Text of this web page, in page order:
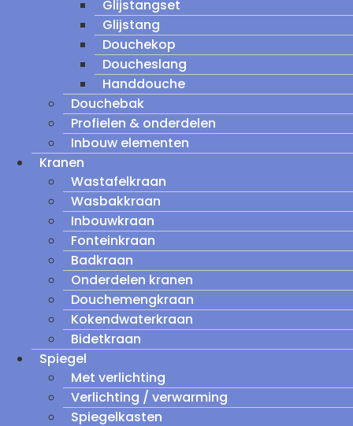
Glijstangset
Glijstang
Douchekop
Doucheslang
Handdouche
Douchebak
Profielen & onderdelen
Inbouw elementen
Kranen
Wastafelkraan
Wasbakkraan
Inbouwkraan
Fonteinkraan
Badkraan
Onderdelen kranen
Douchemengkraan
Kokendwaterkraan
Bidetkraan
Spiegel
Met verlichting
Verlichting / verwarming
Spiegelkasten